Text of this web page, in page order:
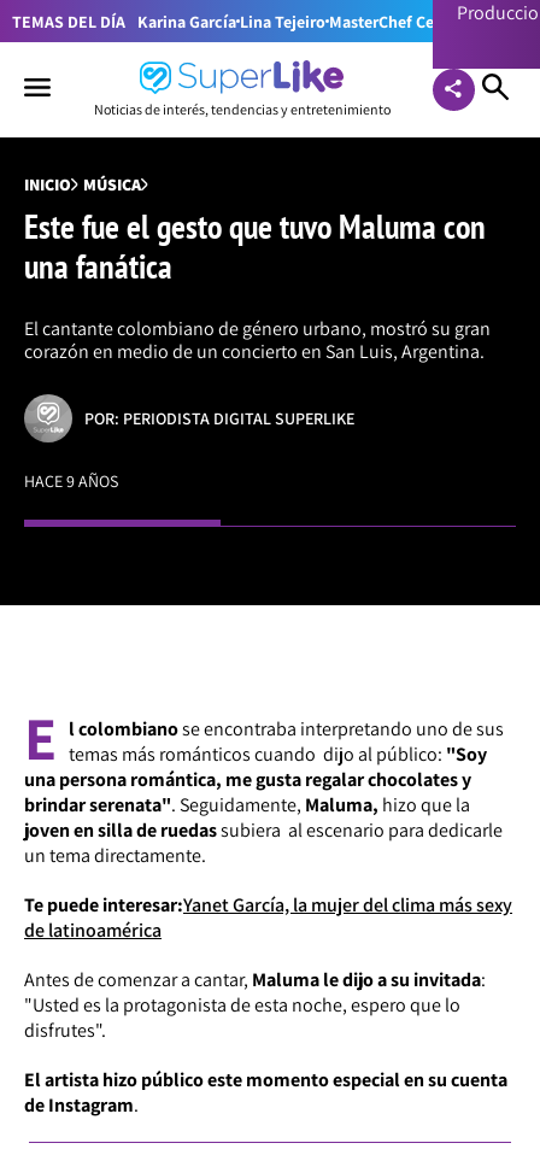
TEMAS DEL DÍA Karina García Lina Tejeiro MasterChef Celebrity
Noticias de interés, tendencias y entretenimiento
INICIO MÚSICA
Este fue el gesto que tuvo Maluma con
una fanática
El cantante colombiano de género urbano, mostró su gran
corazón en medio de un concierto en San Luis, Argentina.
POR: PERIODISTA DIGITAL SUPERLIKE
HACE 9 AÑOS
E l colombianose encontraba interpretando uno de sus
temas más románticos cuando dijo al público: "Soy
una persona romántica, me gusta regalar chocolates y
brindar serenata". Seguidamente, Maluma, hizo que la
joven en silla de ruedassubiera al escenario para dedicarle
un tema directamente.
Te puede interesar:Yanet García, la mujer del clima más sexy
de latinoamérica
Antes de comenzar a cantar, Maluma le dijo a su invitada:
"Usted es la protagonista de esta noche, espero que lo
disfrutes".
El artista hizo público este momento especial en su cuenta
de Instagram.